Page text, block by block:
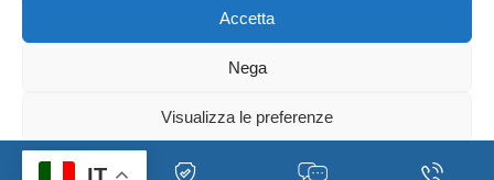
Accetta
Nega
Visualizza le preferenze
Cookie Policy per il trattamento dei dati personali, immagini e